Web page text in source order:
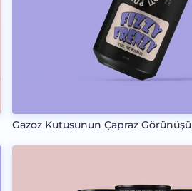
Gazoz Kutusunun Çapraz Görünüşü